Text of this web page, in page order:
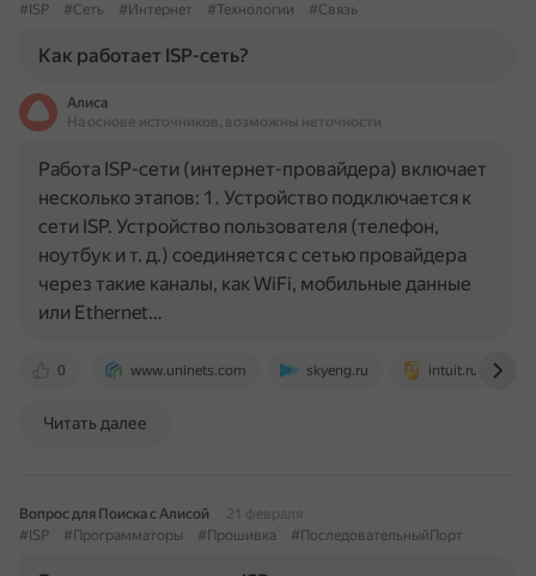
#ISP
#Сеть #Интернет #Технологии #Связь
Как работает ISP-сеть?
Алиса
На основе источников, возможны неточности
0 www.uninets.com skyeng.ru intuit.ru
Работа ISP-сети (интернет-провайдера) включает
несколько этапов: 1. Устройство подключается к
сети ISP. Устройство пользователя (телефон,
ноутбук и т. д.) соединяется с сетью провайдера
через такие каналы, как WiFi, мобильные данные
или Ethernet…
Читать далее
Вопрос для Поиска с Алисой
21 февраля
#ISP
#Программаторы #Прошивка #ПоследовательныйПорт